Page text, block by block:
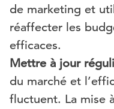
de marketing et
réaffecter les
efficaces.
Mettre à jour
du marché et
fluctuent. La mise